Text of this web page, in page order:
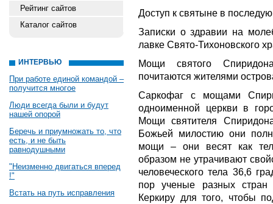
Рейтинг сайтов
Каталог сайтов
ИНТЕРВЬЮ
При работе единой командой –
получится многое
Люди всегда были и будут
нашей опорой
Беречь и приумножать то, что
есть, и не быть
равнодушными
"Неизменно двигаться вперед
!"
Встать на путь исправления
Доступ к святыне в
Записки о здравии на
лавке Свято-Тихоновского
Мощи святого
почитаются жителями
Саркофаг с мощами
одноименной церкви в
Мощи святителя
Божьей милостию они
мощи – они весят как
образом не утрачивают
человеческого тела 36,6
пор ученые разных
Керкиру для того, чтобы